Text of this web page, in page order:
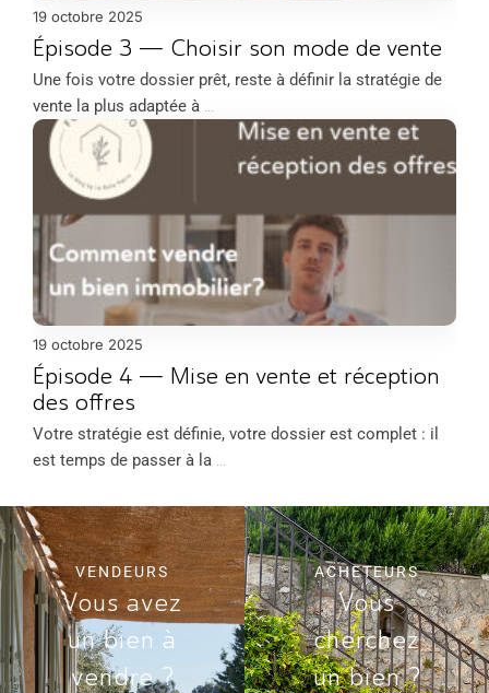
19 octobre 2025
Épisode 3 — Choisir son mode de vente
Une fois votre dossier prêt, reste à définir la stratégie de
vente la plus adaptée à ...
19 octobre 2025
Épisode 4 — Mise en vente et réception
des offres
Votre stratégie est définie, votre dossier est complet : il
est temps de passer à la ...
VENDEURS
Vous avez
un bien à
vendre ?
ACHETEURS
Vous
cherchez
un bien ?